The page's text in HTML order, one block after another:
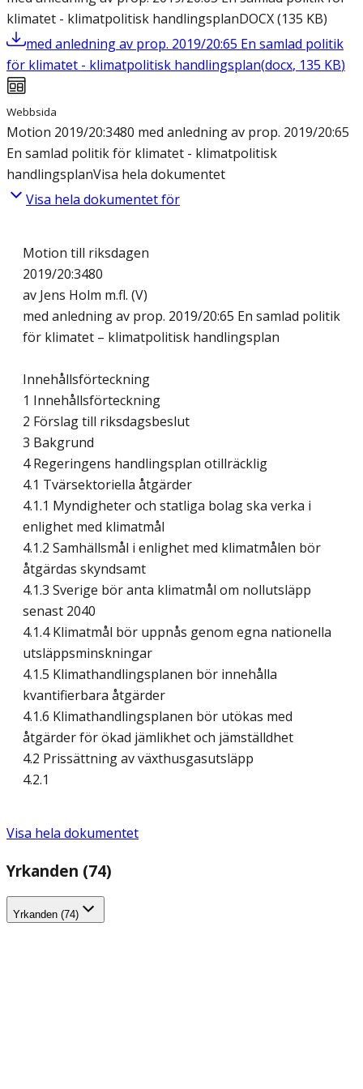
klimatet - klimatpolitisk handlingsplanDOCX(135 KB)
med anledning av prop. 2019/20:65 En samlad politik
för klimatet - klimatpolitisk handlingsplan(docx, 135 KB)
Webbsida
Motion 2019/20:3480 med anledning av prop. 2019/20:65
En samlad politik för klimatet - klimatpolitisk
handlingsplanVisa hela dokumentet
Visa hela dokumentet för
Motion till riksdagen
2019/20:3480
av Jens Holm m.fl. (V)
med anledning av prop. 2019/20:65 En samlad politik
för klimatet – klimatpolitisk handlingsplan
Innehållsförteckning
1 Innehållsförteckning
2 Förslag till riksdagsbeslut
3 Bakgrund
4 Regeringens handlingsplan otillräcklig
4.1 Tvärsektoriella åtgärder
4.1.1 Myndigheter och statliga bolag ska verka i
enlighet med klimatmål
4.1.2 Samhällsmål i enlighet med klimatmålen bör
åtgärdas skyndsamt
4.1.3 Sverige bör anta klimatmål om nollutsläpp
senast 2040
4.1.4 Klimatmål bör uppnås genom egna nationella
utsläppsminskningar
4.1.5 Klimathandlingsplanen bör innehålla
kvantifierbara åtgärder
4.1.6 Klimathandlingsplanen bör utökas med
åtgärder för ökad jämlikhet och jämställdhet
4.2 Prissättning av växthusgasutsläpp
4.2.1
Visa hela dokumentet
Yrkanden (74)
Yrkanden (74)